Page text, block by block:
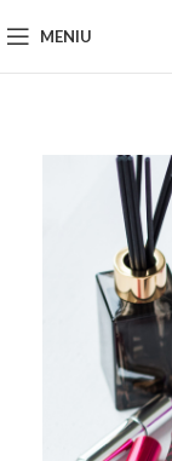
MENIU